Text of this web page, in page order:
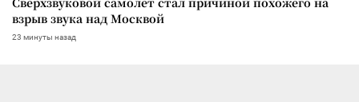
взрыв звука над Москвой
23 минуты назад